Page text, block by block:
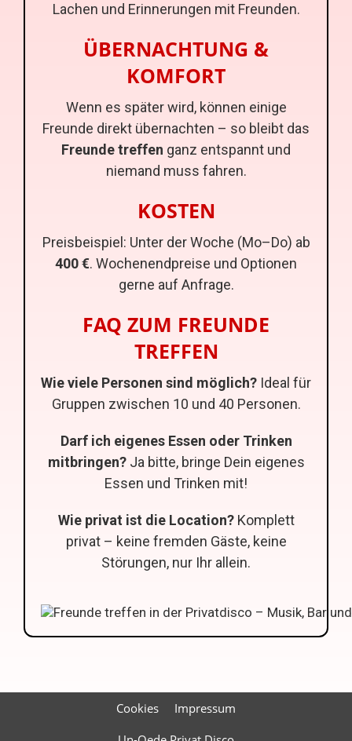
Lachen und Erinnerungen mit Freunden.
ÜBERNACHTUNG &
KOMFORT
Wenn es später wird, können einige
Freunde direkt übernachten – so bleibt das
Freunde treffen ganz entspannt und
niemand muss fahren.
KOSTEN
Preisbeispiel: Unter der Woche (Mo–Do) ab
400 €. Wochenendpreise und Optionen
gerne auf Anfrage.
FAQ ZUM FREUNDE
TREFFEN
Wie viele Personen sind möglich? Ideal für
Gruppen zwischen 10 und 40 Personen.
Darf ich eigenes Essen oder Trinken
mitbringen?Ja bitte, bringe Dein eigenes
Essen und Trinken mit!
Wie privat ist die Location?Komplett
privat – keine fremden Gäste, keine
Störungen, nur Ihr allein.
Cookies
Impressum